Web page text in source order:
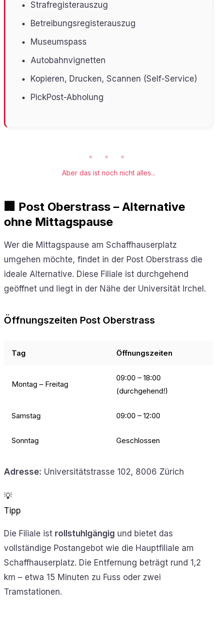
Strafregisterauszug
Betreibungsregisterauszug
Museumspass
Autobahnvignetten
Kopieren, Drucken, Scannen (Self-Service)
PickPost-Abholung
• • •
Aber das ist noch nicht alles...
🏢 Post Oberstrass – Alternative
ohne Mittagspause
Wer die Mittagspause am Schaffhauserplatz
umgehen möchte, findet in der Post Oberstrass die
ideale Alternative. Diese Filiale ist durchgehend
geöffnet und liegt in der Nähe der Universität Irchel.
Öffnungszeiten Post Oberstrass
Tag Öffnungszeiten
Montag – Freitag
09:00 – 18:00
(durchgehend!)
Samstag 09:00 – 12:00
Sonntag Geschlossen
Adresse: Universitätstrasse 102, 8006 Zürich
💡
Tipp
Die Filiale ist rollstuhlgängig und bietet das
vollständige Postangebot wie die Hauptfiliale am
Schaffhauserplatz. Die Entfernung beträgt rund 1,2
km – etwa 15 Minuten zu Fuss oder zwei
Tramstationen.